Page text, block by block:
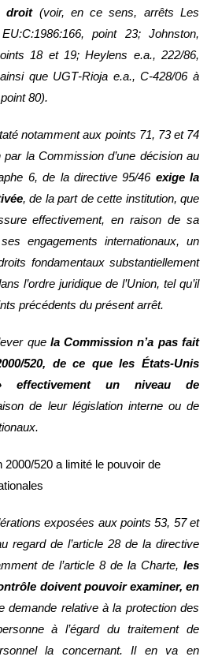
droit(voir, en ce sens, arrêts Les
point 23; Johnston,
18 et 19; Heylens e.a., 222/86,
que UGT‑Rioja e.a., C‑428/06 à
80).
notamment aux points 71, 73 et 74
par la Commission d’une décision au
6, de la directive 95/46 exige la
, de la part de cette institution, que
effectivement, en raison de sa
engagements internationaux, un
fondamentaux substantiellement
l’ordre juridique de l’Union, tel qu’il
précédents du présent arrêt.
que la Commission n’a pas fait
520, de ce que les États-Unis
effectivement un niveau de
de leur législation interne ou de
2000/520 a limité le pouvoir de
exposées aux points 53, 57 et
regard de l’article 28 de la directive
de l’article 8 de la Charte, les
doivent pouvoir examiner, en
demande relative à la protection des
à l’égard du traitement de
la concernant. Il en va en